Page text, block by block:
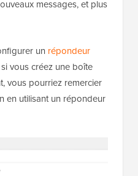
messages, et plus
un répondeur
vous créez une boîte
vous pourriez remercier
en utilisant un répondeur